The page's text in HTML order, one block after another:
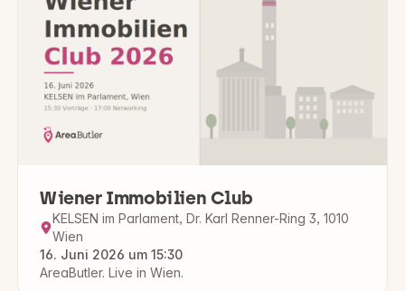
Wiener Immobilien Club
KELSEN im Parlament, Dr. Karl Renner-Ring 3, 1010
Wien
16. Juni 2026 um 15:30
AreaButler. Live in Wien.